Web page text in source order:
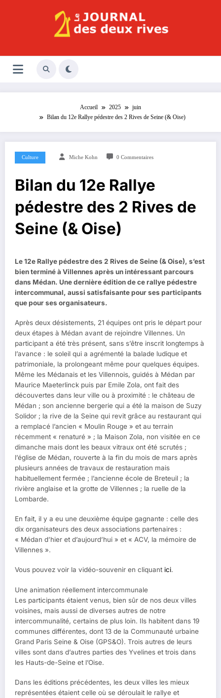
Le Journal des Deux Rives
Accueil 2025
juin
Bilan du 12e Rallye pédestre des 2 Rives de Seine (& Oise)
Culture Miche Kohn 0 Commentaires
Bilan du 12e Rallye
pédestre des 2 Rives de
Seine (& Oise)
Le 12e Rallye pédestre des 2 Rives de Seine (& Oise), s’est
bien terminé à Villennes après un intéressant parcours
dans Médan. Une dernière édition de ce rallye pédestre
intercommunal, aussi satisfaisante pour ses participants
que pour ses organisateurs.
Après deux désistements, 21 équipes ont pris le départ pour
deux étapes à Médan avant de rejoindre Villennes. Un
participant a été très présent, sans s’être inscrit longtemps à
l’avance : le soleil qui a agrémenté la balade ludique et
patrimoniale, la prolongeant même pour quelques équipes.
Même les Médanais et les Villennois, guidés à Médan par
Maurice Maeterlinck puis par Emile Zola, ont fait des
découvertes dans leur ville ou à proximité : le château de
Médan ; son ancienne bergerie qui a été la maison de Suzy
Solidor ; la rive de la Seine qui revit grâce au restaurant qui
a remplacé l’ancien « Moulin Rouge » et au terrain
récemment « renaturé » ; la Maison Zola, non visitée en ce
dimanche mais dont les beaux vitraux ont été scrutés ;
l’église de Médan, rouverte à la fin du mois de mars après
plusieurs années de travaux de restauration mais
habituellement fermée ; l’ancienne école de Breteuil ; la
rivière anglaise et la grotte de Villennes ; la ruelle de la
Lombarde.
En fait, il y a eu une deuxième équipe gagnante : celle des
dix organisateurs des deux associations partenaires :
« Médan d’hier et d’aujourd’hui » et « ACV, la mémoire de
Villennes ».
Vous pouvez voir la vidéo-souvenir en cliquant ici.
Une animation réellement intercommunale
Les participants étaient venus, bien sûr de nos deux villes
voisines, mais aussi de diverses autres de notre
intercommunalité, certains de plus loin. Ils habitent dans 19
communes différentes, dont 13 de la Communauté urbaine
Grand Paris Seine & Oise (GPS&O). Trois autres de leurs
villes sont dans d’autres parties des Yvelines et trois dans
les Hauts-de-Seine et l’Oise.
Dans les éditions précédentes, les deux villes les mieux
représentées étaient celle où se déroulait le rallye et